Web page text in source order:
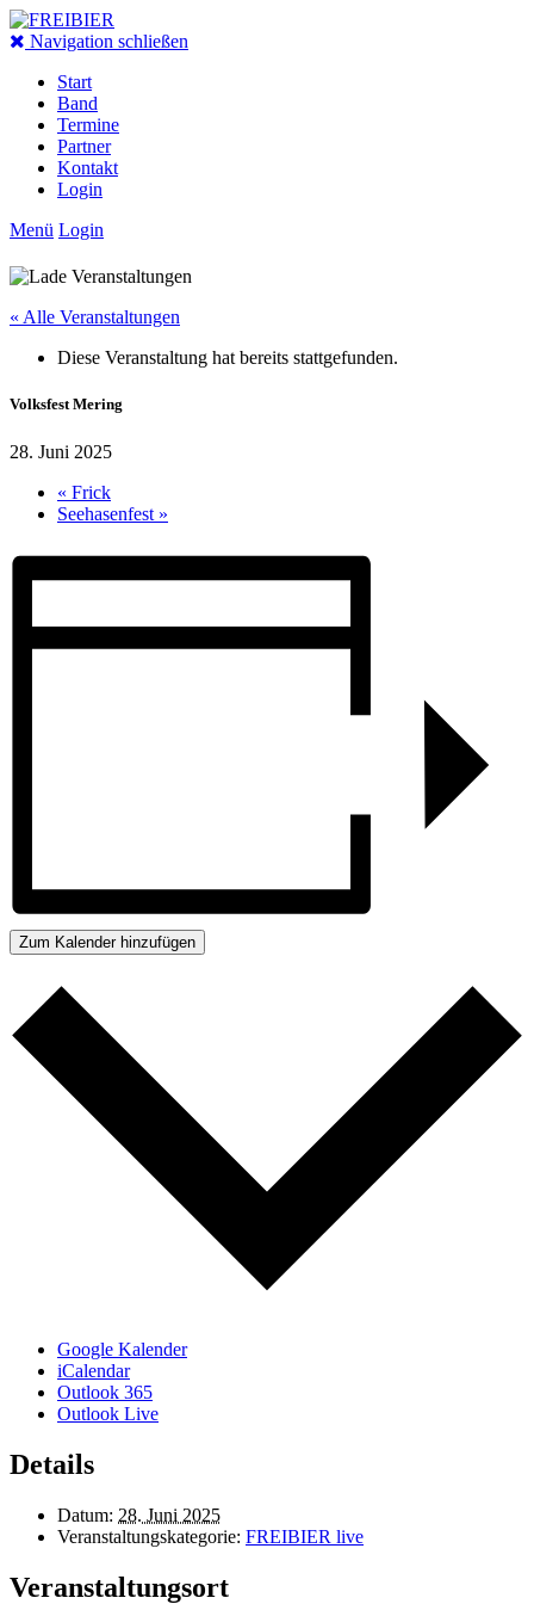
Navigation schließen
Start
Band
Termine
Partner
Kontakt
Login
Menü Login
« Alle Veranstaltungen
Diese Veranstaltung hat bereits stattgefunden.
Volksfest Mering
28. Juni 2025
« Frick
Seehasenfest »
Zum Kalender hinzufügen
Google Kalender
iCalendar
Outlook 365
Outlook Live
Details
Datum: 28. Juni 2025
Veranstaltungskategorie: FREIBIER live
Veranstaltungsort